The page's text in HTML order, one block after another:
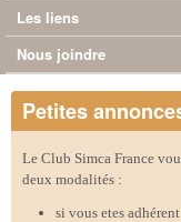
Les liens
Nous joindre
Petites
Le Club Simca France
deux modalités :
si vous etes